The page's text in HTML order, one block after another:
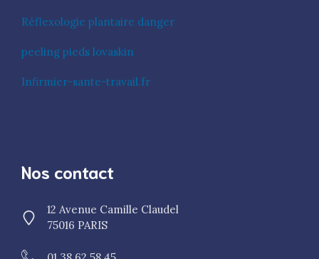
Réflexologie plantaire danger
peeling pieds lovaskin
Infirmier-sante-travail.fr
Nos contact
12 Avenue Camille Claudel
75016 PARIS